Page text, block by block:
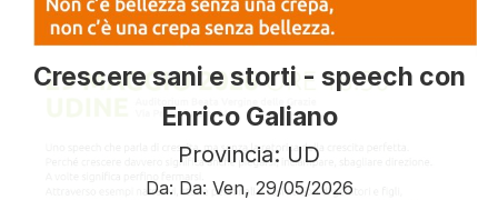
Crescere sani e storti - speech con
Enrico Galiano
Provincia: UD
Da: Da: Ven, 29/05/2026